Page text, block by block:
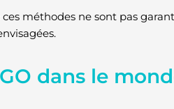
méthodes ne sont pas
dans le